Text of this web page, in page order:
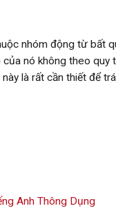
nhóm động từ bất
nó không theo quy
là rất cần thiết để
Anh Thông Dụng